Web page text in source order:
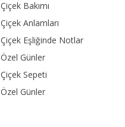
Çiçek Bakımı
Çiçek Anlamları
Çiçek Eşliğinde Notlar
Özel Günler
Çiçek Sepeti
Özel Günler